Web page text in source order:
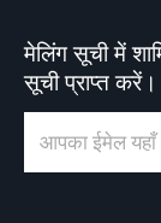
मेलिंग सूची में
सूची प्राप्त करें।